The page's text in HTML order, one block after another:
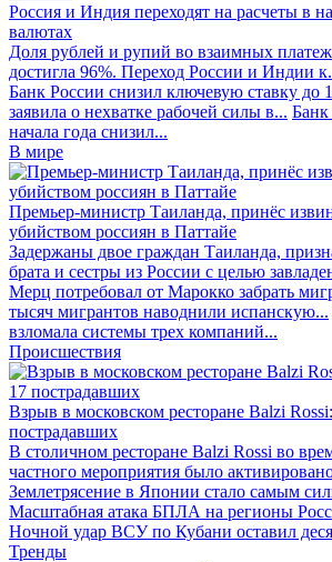
Россия и Индия переходят на расчеты в
валютах
Доля рублей и рупий во взаимных
достигла 96%. Переход России и Индии
Банк России снизил ключевую ставку до
заявила о нехватке рабочей силы в... Банк
начала года снизил...
В мире
Премьер-министр Таиланда, принёс
убийством россиян в Паттайе
Задержаны двое граждан Таиланда,
брата и сестры из России с целью
Мерц потребовал от Марокко забрать
тысяч мигрантов наводнили испанскую...
взломала системы трех компаний...
Происшествия
Взрыв в московском ресторане Balzi
пострадавших
В столичном ресторане Balzi Rossi во
частного мероприятия было
Землетрясение в Японии стало самым
Масштабная атака БПЛА на регионы
Ночной удар ВСУ по Кубани оставил
Тренды